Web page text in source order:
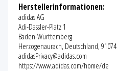
Herstellerinformationen:
adidas AG
Adi-Dassler-Platz 1
Baden-Württemberg
Herzogenaurach, Deutschland, 91074
adidasPrivacy@adidas.com
https://www.adidas.com/home/de